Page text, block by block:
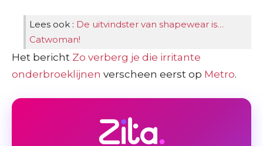
Lees ook : De uitvindster van shapewear is…
Catwoman!
Het bericht Zo verberg je die irritante
onderbroeklijnen verscheen eerst op Metro.